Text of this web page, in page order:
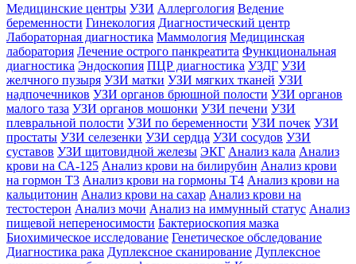
Медицинские центры УЗИ Аллергология Ведение
беременности Гинекология Диагностический центр
Лабораторная диагностика Маммология Медицинская
лаборатория Лечение острого панкреатита Функциональная
диагностика Эндоскопия ПЦР диагностика УЗДГ УЗИ
желчного пузыря УЗИ матки УЗИ мягких тканей УЗИ
надпочечников УЗИ органов брюшной полости УЗИ органов
малого таза УЗИ органов мошонки УЗИ печени УЗИ
плевральной полости УЗИ по беременности УЗИ почек УЗИ
простаты УЗИ селезенки УЗИ сердца УЗИ сосудов УЗИ
суставов УЗИ щитовидной железы ЭКГ Анализ кала Анализ
крови на СА-125 Анализ крови на билирубин Анализ крови
на гормон Т3 Анализ крови на гормоны Т4 Анализ крови на
кальцитонин Анализ крови на сахар Анализ крови на
тестостерон Анализ мочи Анализ на иммунный статус Анализ
пищевой непереносимости Бактериоскопия мазка
Биохимическое исследование Генетическое обследование
Диагностика рака Дуплексное сканирование Дуплексное